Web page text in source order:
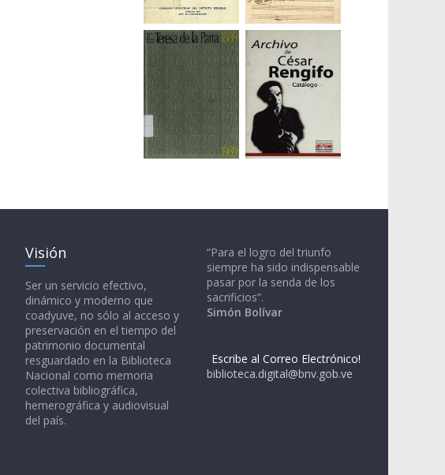
Visión
Ser un servicio efectivo,
dinámico y moderno que
coadyuve, no sólo al acceso y
preservación en el tiempo del
patrimonio documental
resguardado en la Biblioteca
Nacional como memoria
colectiva bibliográfica,
hemerográfica y audiovisual
del país.
“Para el logro del triunfo
siempre ha sido indispensable
pasar por la senda de los
sacrificios”.
Simón Bolívar
Escribe al Correo Electrónico!
biblioteca.digital@bnv.gob.ve